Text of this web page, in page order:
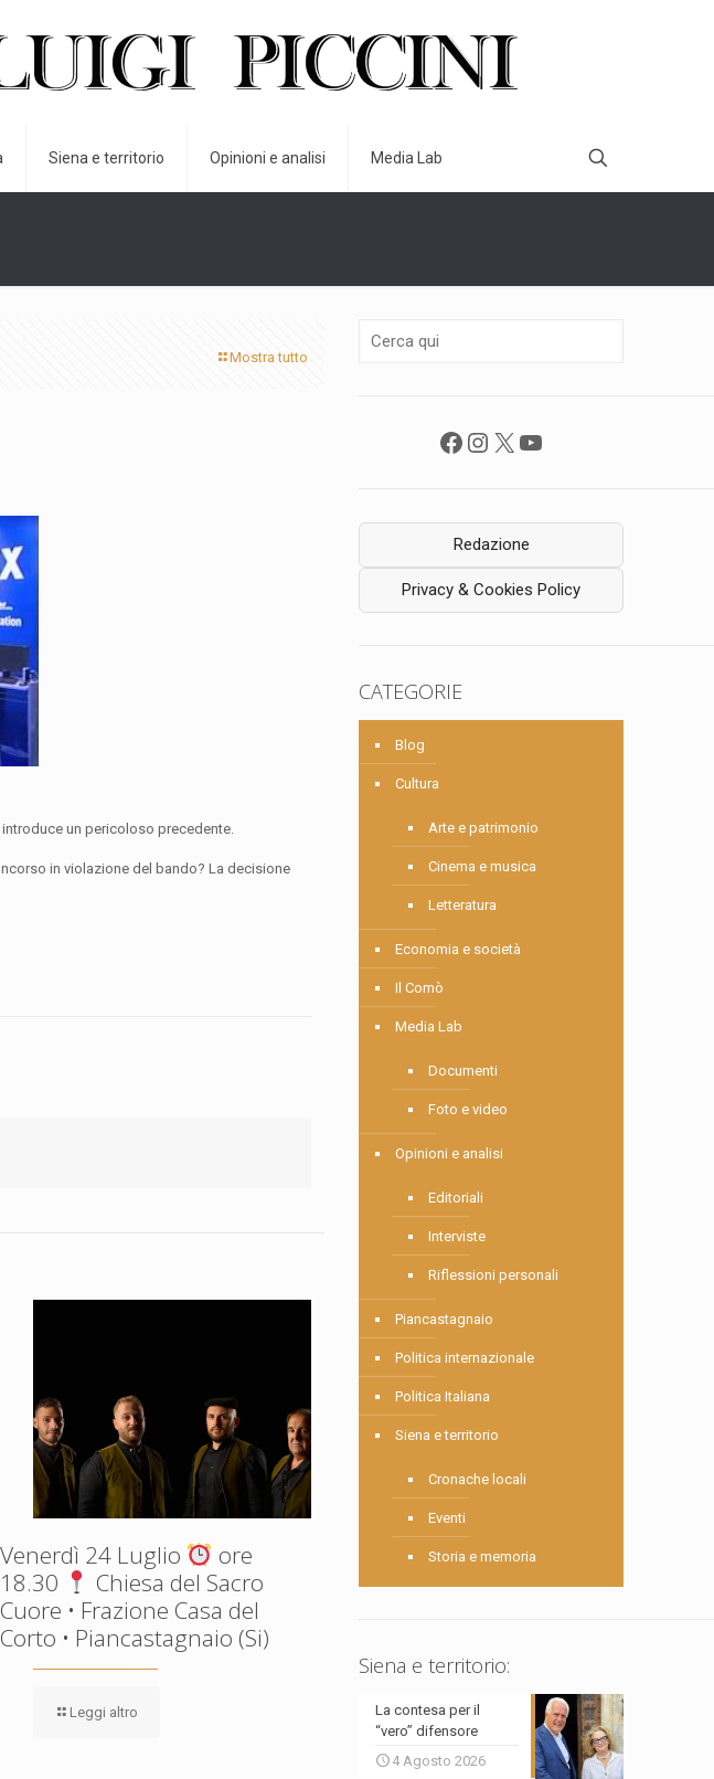
Siena e territorio Opinioni e analisi Media Lab
Mostra tutto
un pericoloso precedente.
in violazione del bando? La decisione
Venerdì 24 Luglio
ore
18.30
Chiesa del Sacro
Cuore • Frazione Casa del
Corto • Piancastagnaio (Si)
Leggi altro
Facebook
Instagram
X YouTube
Redazione
Privacy & Cookies Policy
CATEGORIE
Blog
Cultura
Arte e patrimonio
Cinema e musica
Letteratura
Economia e società
Il Comò
Media Lab
Documenti
Foto e video
Opinioni e analisi
Editoriali
Interviste
Riflessioni personali
Piancastagnaio
Politica internazionale
Politica Italiana
Siena e territorio
Cronache locali
Eventi
Storia e memoria
Siena e territorio:
La contesa per il
“vero” difensore
4 Agosto 2026